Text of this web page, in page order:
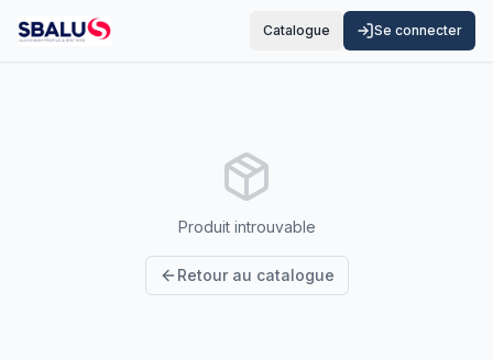
Catalogue Se connecter
Produit introuvable
Retour au catalogue